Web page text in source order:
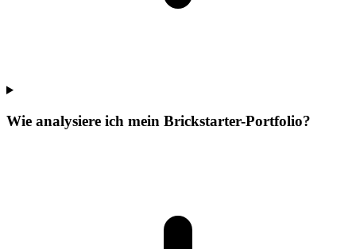
Wie analysiere ich mein Brickstarter-Portfolio?